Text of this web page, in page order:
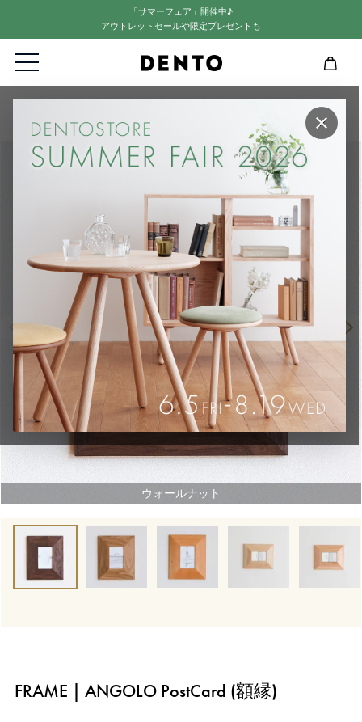
「サマーフェア」開催中♪
アウトレットセールや限定プレゼントも
×
ウォールナット
FRAME | ANGOLO PostCard (額縁)